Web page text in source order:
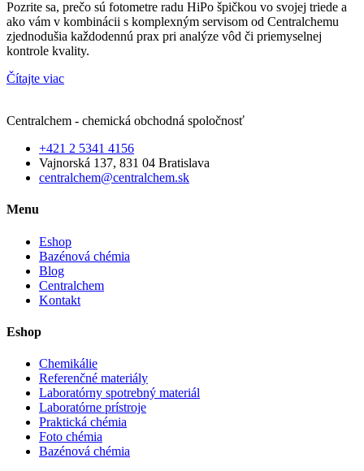
Pozrite sa, prečo sú fotometre radu HiPo špičkou vo svojej triede a
ako vám v kombinácii s komplexným servisom od Centralchemu
zjednodušia každodennú prax pri analýze vôd či priemyselnej
kontrole kvality.
Čítajte viac
Centralchem - chemická obchodná spoločnosť
+421 2 5341 4156
Vajnorská 137, 831 04 Bratislava
centralchem@centralchem.sk
Menu
Eshop
Bazénová chémia
Blog
Centralchem
Kontakt
Eshop
Chemikálie
Referenčné materiály
Laboratórny spotrebný materiál
Laboratórne prístroje
Praktická chémia
Foto chémia
Bazénová chémia